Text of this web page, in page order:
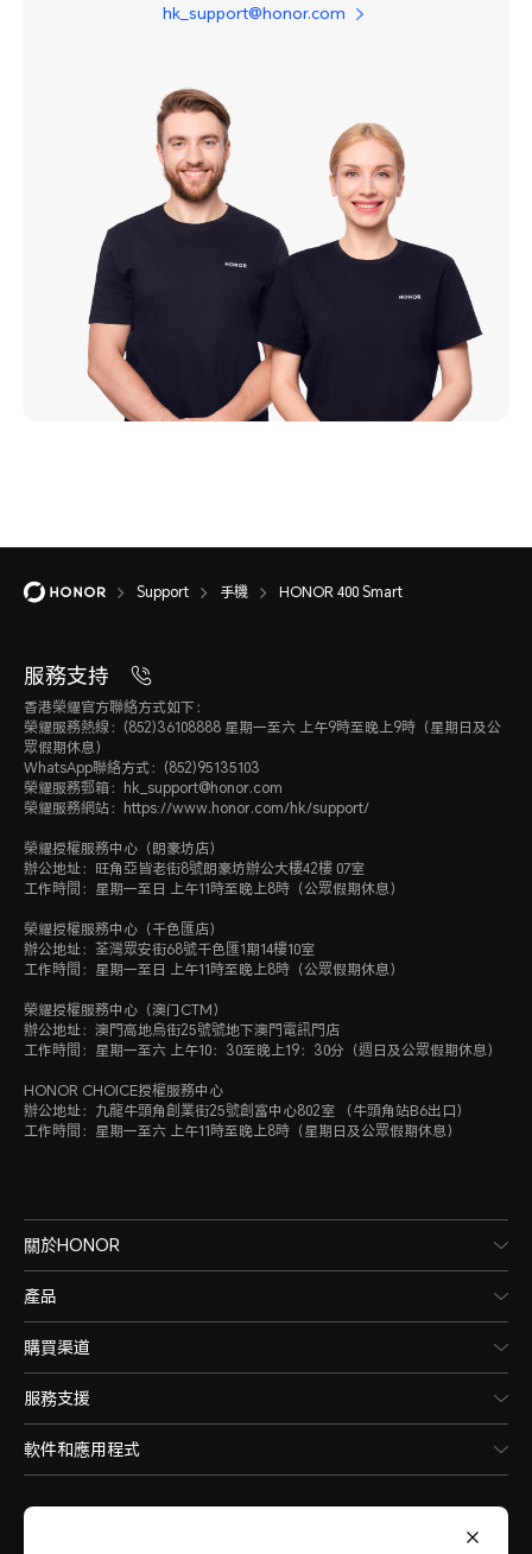
hk_support@honor.com
Support 手機 HONOR 400 Smart
服務支持
香港榮耀官方聯絡方式如下：
榮耀服務熱線：(852)36108888 星期一至六 上午9時至晚上9時（星期日及公
眾假期休息）
WhatsApp聯絡方式：(852)95135103
榮耀服務郵箱：hk_support@honor.com
榮耀服務網站：https://www.honor.com/hk/support/
榮耀授權服務中心（朗豪坊店）
辦公地址：旺角亞皆老街8號朗豪坊辦公大樓42樓 07室
工作時間：星期一至日 上午11時至晚上8時（公眾假期休息）
榮耀授權服務中心（千色匯店）
辦公地址：荃灣眾安街68號千色匯1期14樓10室
工作時間：星期一至日 上午11時至晚上8時（公眾假期休息）
榮耀授權服務中心（澳门CTM）
辦公地址：澳門高地烏街25號號地下澳門電訊門店
工作時間：星期一至六 上午10：30至晚上19：30分（週日及公眾假期休息）
HONOR CHOICE授權服務中心
辦公地址：九龍牛頭角創業街25號創富中心802室 （牛頭角站B6出口）
工作時間：星期一至六 上午11時至晚上8時（星期日及公眾假期休息）
關於HONOR
產品
購買渠道
服務支援
軟件和應用程式